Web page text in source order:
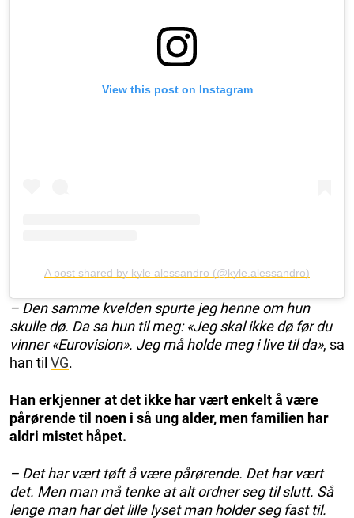
View this post on Instagram
A post shared by kyle alessandro (@kyle.alessandro)
– Den samme kvelden spurte jeg henne om hun
skulle dø. Da sa hun til meg: «Jeg skal ikke dø før du
vinner «Eurovision». Jeg må holde meg i live til da», sa
han til VG.
Han erkjenner at det ikke har vært enkelt å være
pårørende til noen i så ung alder, men familien har
aldri mistet håpet.
– Det har vært tøft å være pårørende. Det har vært
det. Men man må tenke at alt ordner seg til slutt. Så
lenge man har det lille lyset man holder seg fast til.